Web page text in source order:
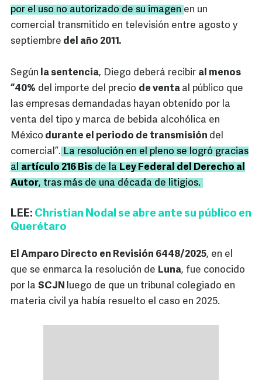
por el uso no autorizado de su imagen en un
comercial transmitido en televisión entre agosto y
septiembre del año 2011.
Según la sentencia, Diego deberá recibir al menos
“40% del importe del precio de venta al público que
las empresas demandadas hayan obtenido por la
venta del tipo y marca de bebida alcohólica en
México durante el periodo de transmisión del
comercial”. La resolución en el pleno se logró gracias
al artículo 216 Bis de la Ley Federal del Derecho al
Autor, tras más de una década de litigios.
LEE: Christian Nodal se abre ante su público en
Querétaro
El Amparo Directo en Revisión 6448/2025, en el
que se enmarca la resolución de Luna, fue conocido
por la SCJN luego de que un tribunal colegiado en
materia civil ya había resuelto el caso en 2025.